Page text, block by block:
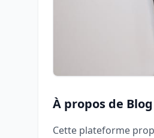
À propos de
Cette plateforme